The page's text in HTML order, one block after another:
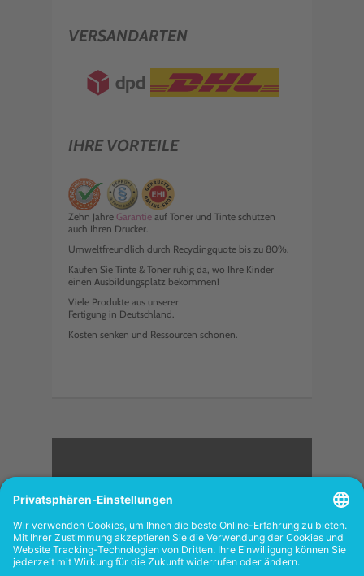
VERSANDARTEN
IHRE VORTEILE
Zehn Jahre Garantie auf Toner und Tinte schützen
auch Ihren Drucker.
Umweltfreundlich durch Recyclingquote bis zu 80%.
Kaufen Sie Tinte & Toner ruhig da, wo Ihre Kinder
einen Ausbildungsplatz bekommen!
Viele Produkte aus unserer
Fertigung in Deutschland.
Kosten senken und Ressourcen schonen.
<
FOLGEN SIE UNS